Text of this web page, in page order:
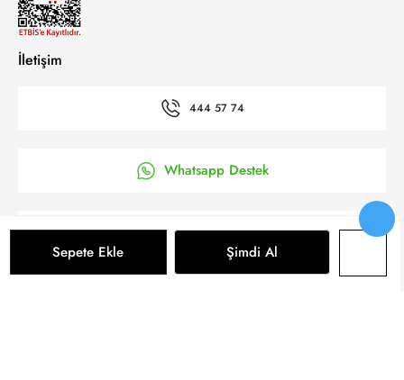
Sepete Ekle Şimdi Al
İletişim
444 57 74
Whatsapp Destek
’a Kolay Başvuru